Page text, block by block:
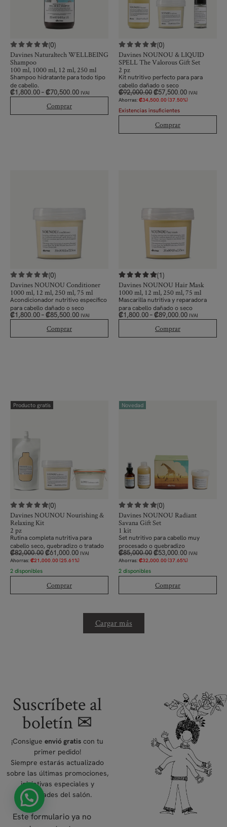
(0)
Davines Naturaltech WELLBEING
Shampoo
100 ml, 1000 ml, 12 ml, 250 ml
Shampoo hidratante para todo tipo
de cabello.
₡1,800.00–₡70,500.00 IVAI
Comprar
(0)
Davines NOUNOU & LIQUID
SPELL The Valorous Gift Set
2 pz
Kit nutritivo perfecto para para
cabello dañado o seco
₡92,000.00₡57,500.00 IVAI
Ahorras: ₡34,500.00(37.50%)
Existencias insuficientes
Comprar
(0)
Davines NOUNOU Conditioner
1000 ml, 12 ml, 250 ml, 75 ml
Acondicionador nutritivo específico
para cabello dañado o seco
₡1,800.00–₡85,500.00 IVAI
Comprar
(1)
Davines NOUNOU Hair Mask
1000 ml, 12 ml, 250 ml, 75 ml
Mascarilla nutritiva y reparadora
para cabello dañado o seco
₡1,800.00–₡89,000.00 IVAI
Comprar
Producto gratis
(0)
Davines NOUNOU Nourishing &
Relaxing Kit
2 pz
Rutina completa nutritiva para
cabello seco, quebradizo o tratado
₡82,000.00₡61,000.00 IVAI
Ahorras: ₡21,000.00(25.61%)
2 disponibles
Comprar
Novedad
(0)
Davines NOUNOU Radiant
Savana Gift Set
1 kit
Set nutritivo para cabello muy
procesado o quebradizo
₡85,000.00₡53,000.00 IVAI
Ahorras: ₡32,000.00(37.65%)
2 disponibles
Comprar
Cargar más
Suscríbete al
boletín ✉
¡Consigueenvió gratis con tu
primer pedido!
Siempre estarás actualizado
sobre las últimas promociones,
iniciativas especiales y
novedades del salón.
Este formulario ya no